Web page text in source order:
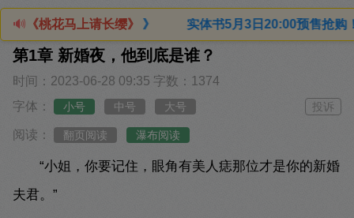
🔊 《桃花马上请长缨》
情》》 实体书5月3日20:00预售抢购！限量2000特签
第1章 新婚夜，他到底是谁？
时间：2023-06-28 09:35 字数：1374
字体：
小号 中号 大号 投诉
阅读： 翻页阅读 瀑布阅读
“小姐，你要记住，眼角有美人痣那位才是你的新婚
夫君。”